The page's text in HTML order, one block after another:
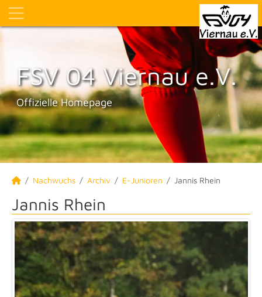
FSV 04 Viernau e.V.
Offizielle Homepage
Nachwuchs Archiv E-Junioren Jannis Rhein
Jannis Rhein